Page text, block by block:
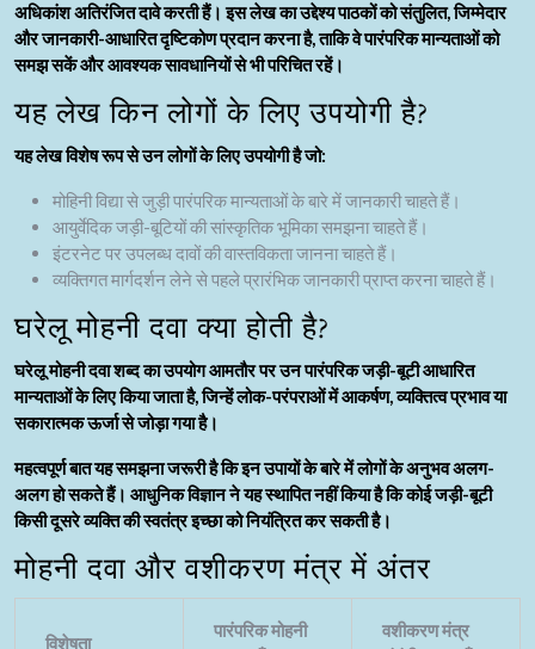
अधिकांश अतिरंजित दावे करती हैं। इस लेख का उद्देश्य पाठकों को संतुलित, जिम्मेदार
और जानकारी-आधारित दृष्टिकोण प्रदान करना है, ताकि वे पारंपरिक मान्यताओं को
समझ सकें और आवश्यक सावधानियों से भी परिचित रहें।
यह लेख किन लोगों के लिए उपयोगी है?
यह लेख विशेष रूप से उन लोगों के लिए उपयोगी है जो:
मोहिनी विद्या से जुड़ी पारंपरिक मान्यताओं के बारे में जानकारी चाहते हैं।
आयुर्वेदिक जड़ी-बूटियों की सांस्कृतिक भूमिका समझना चाहते हैं।
इंटरनेट पर उपलब्ध दावों की वास्तविकता जानना चाहते हैं।
व्यक्तिगत मार्गदर्शन लेने से पहले प्रारंभिक जानकारी प्राप्त करना चाहते हैं।
घरेलू मोहनी दवा क्या होती है?
घरेलू मोहनी दवा शब्द का उपयोग आमतौर पर उन पारंपरिक जड़ी-बूटी आधारित
मान्यताओं के लिए किया जाता है, जिन्हें लोक-परंपराओं में आकर्षण, व्यक्तित्व प्रभाव या
सकारात्मक ऊर्जा से जोड़ा गया है।
महत्वपूर्ण बात यह समझना जरूरी है कि इन उपायों के बारे में लोगों के अनुभव अलग-
अलग हो सकते हैं। आधुनिक विज्ञान ने यह स्थापित नहीं किया है कि कोई जड़ी-बूटी
किसी दूसरे व्यक्ति की स्वतंत्र इच्छा को नियंत्रित कर सकती है।
मोहनी दवा और वशीकरण मंत्र में अंतर
विशेषता
पारंपरिक मोहनी
वशीकरण मंत्र